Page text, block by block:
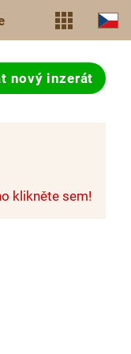
nový inzerát
klikněte sem!